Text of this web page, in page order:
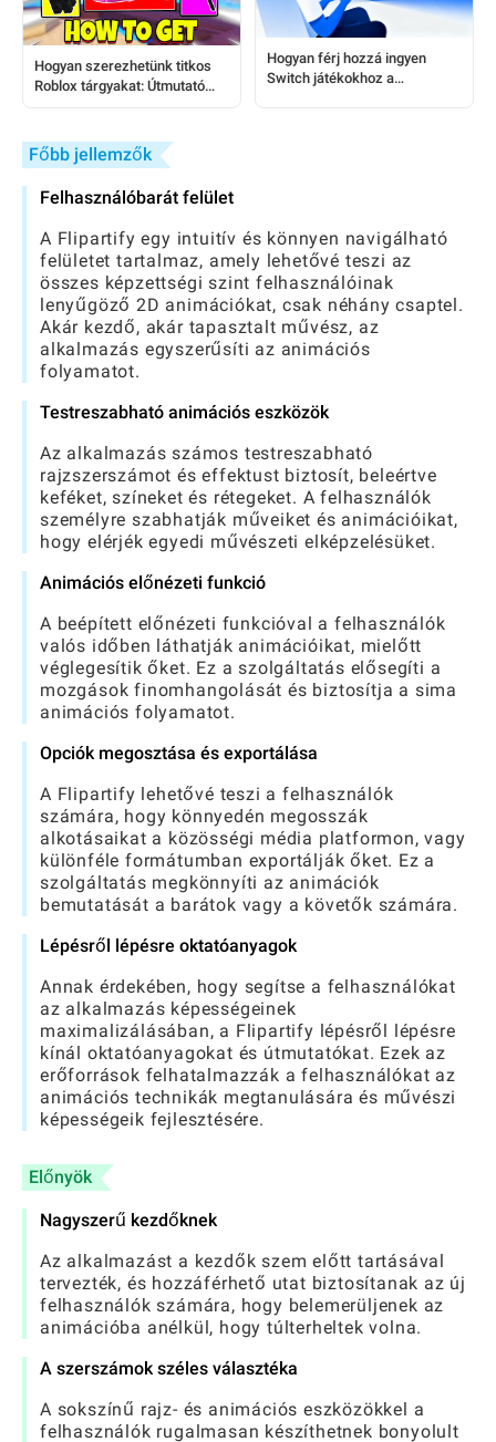
Hogyan szerezhetünk titkos
Roblox tárgyakat: Útmutató
Hogyan férj hozzá ingyen
Switch játékokhoz a
Főbb jellemzők
Felhasználóbarát felület
A Flipartify egy intuitív és könnyen navigálható
felületet tartalmaz, amely lehetővé teszi az
összes képzettségi szint felhasználóinak
lenyűgöző 2D animációkat, csak néhány csaptel.
Akár kezdő, akár tapasztalt művész, az
alkalmazás egyszerűsíti az animációs
folyamatot.
Testreszabható animációs eszközök
Az alkalmazás számos testreszabható
rajzszerszámot és effektust biztosít, beleértve
keféket, színeket és rétegeket. A felhasználók
személyre szabhatják műveiket és animációikat,
hogy elérjék egyedi művészeti elképzelésüket.
Animációs előnézeti funkció
A beépített előnézeti funkcióval a felhasználók
valós időben láthatják animációikat, mielőtt
véglegesítik őket. Ez a szolgáltatás elősegíti a
mozgások finomhangolását és biztosítja a sima
animációs folyamatot.
Opciók megosztása és exportálása
A Flipartify lehetővé teszi a felhasználók
számára, hogy könnyedén megosszák
alkotásaikat a közösségi média platformon, vagy
különféle formátumban exportálják őket. Ez a
szolgáltatás megkönnyíti az animációk
bemutatását a barátok vagy a követők számára.
Lépésről lépésre oktatóanyagok
Annak érdekében, hogy segítse a felhasználókat
az alkalmazás képességeinek
maximalizálásában, a Flipartify lépésről lépésre
kínál oktatóanyagokat és útmutatókat. Ezek az
erőforrások felhatalmazzák a felhasználókat az
animációs technikák megtanulására és művészi
képességeik fejlesztésére.
Előnyök
Nagyszerű kezdőknek
Az alkalmazást a kezdők szem előtt tartásával
tervezték, és hozzáférhető utat biztosítanak az új
felhasználók számára, hogy belemerüljenek az
animációba anélkül, hogy túlterheltek volna.
A szerszámok széles választéka
A sokszínű rajz- és animációs eszközökkel a
felhasználók rugalmasan készíthetnek bonyolult